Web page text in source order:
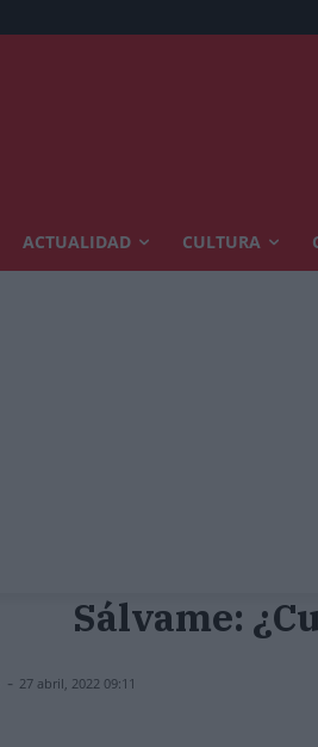
ACTUALIDAD CULTURA
Sálvame:
- 27 abril, 2022 09:11